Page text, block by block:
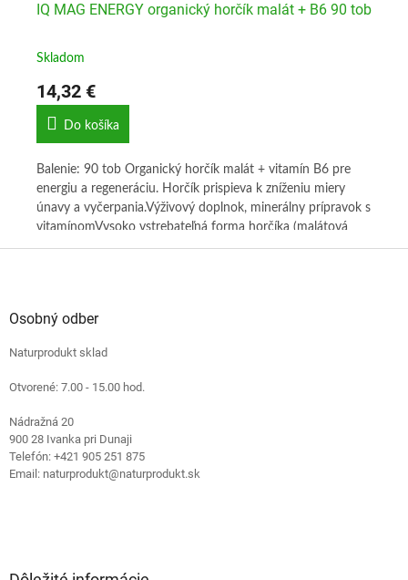
IQ MAG ENERGY organický horčík malát + B6 90 tob
Skladom
14,32 €
Do košíka
Balenie: 90 tob Organický horčík malát + vitamín B6 pre
energiu a regeneráciu. Horčík prispieva k zníženiu miery
únavy a vyčerpania.Výživový doplnok, minerálny prípravok s
vitamínomVysoko vstrebateľná forma horčíka (malátová
forma) pre maximálne účinkyVitamín B6 pre lepšie
Osobný odber
Naturprodukt sklad
Otvorené: 7.00 - 15.00 hod.
Nádražná 20
900 28 Ivanka pri Dunaji
Telefón: +421 905 251 875
Email: naturprodukt@naturprodukt.sk